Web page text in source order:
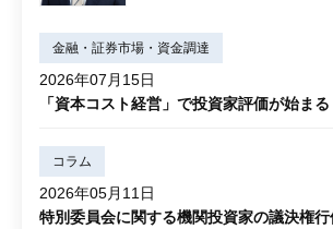
金融・証券市場・資金調達
2026年07月15日
「資本コスト経営」で投資家評価が始まる
コラム
2026年05月11日
特別委員会に関する機関投資家の議決権